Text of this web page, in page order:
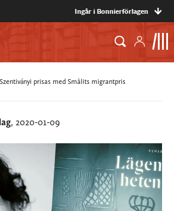
Ingår i Bonnierförlagen
prisas med Smålits migrantpris
, 2020-01-09